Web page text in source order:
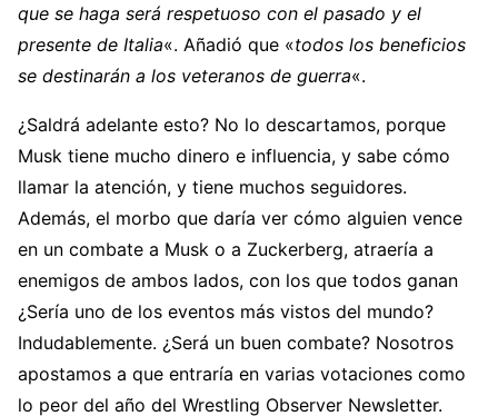
que se haga será respetuoso con el pasado y el
presente de Italia«. Añadió que «todos los beneficios
se destinarán a los veteranos de guerra«.
¿Saldrá adelante esto? No lo descartamos, porque
Musk tiene mucho dinero e influencia, y sabe cómo
llamar la atención, y tiene muchos seguidores.
Además, el morbo que daría ver cómo alguien vence
en un combate a Musk o a Zuckerberg, atraería a
enemigos de ambos lados, con los que todos ganan
¿Sería uno de los eventos más vistos del mundo?
Indudablemente. ¿Será un buen combate? Nosotros
apostamos a que entraría en varias votaciones como
lo peor del año del Wrestling Observer Newsletter.